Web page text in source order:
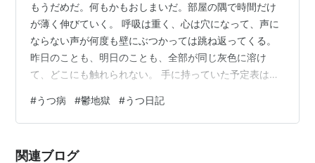
もうだめだ。何もかもおしまいだ。部屋の隅で時間だけ
が薄く伸びていく。 呼吸は重く、心は穴になって、声に
ならない声が何度も壁にぶつかっては跳ね返ってくる。
昨日のことも、明日のことも、全部が同じ灰色に溶け
て、どこにも触れられない。 手に持っていた予定表は風
け目が入っている。 「もうだめだ」――その言葉は、口
の中でいつも同じ味を残す。 塩か鉄か、わからないけれ
えば、たぶん「大丈夫だよ」と言われる。 でもその声は
#うつ病 #鬱地獄 #うつ日記
関連ブログ